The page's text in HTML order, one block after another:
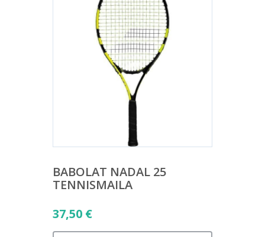
BABOLAT NADAL 25
TENNISMAILA
37,50 €